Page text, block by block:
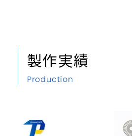
製作実績
Production